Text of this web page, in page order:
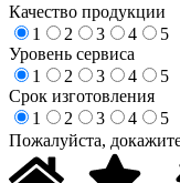
Качество продукции
1
2 3 4
5
Уровень сервиса
1
2 3 4
5
Срок изготовления
1
2 3 4
5
Пожалуйста,